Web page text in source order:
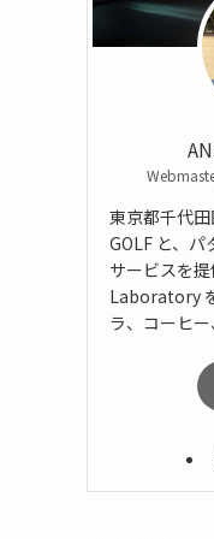
東京都千代
GOLF と、パ
サービスを
Laboratory
ラ、コーヒー